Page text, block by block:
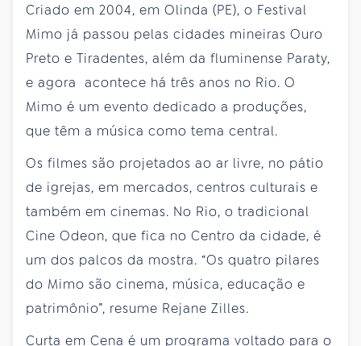
Criado em 2004, em Olinda (PE), o Festival
Mimo já passou pelas cidades mineiras Ouro
Preto e Tiradentes, além da fluminense Paraty,
e agora acontece há três anos no Rio. O
Mimo é um evento dedicado a produções,
que têm a música como tema central.
Os filmes são projetados ao ar livre, no pátio
de igrejas, em mercados, centros culturais e
também em cinemas. No Rio, o tradicional
Cine Odeon, que fica no Centro da cidade, é
um dos palcos da mostra. “Os quatro pilares
do Mimo são cinema, música, educação e
patrimônio”, resume Rejane Zilles.
Curta em Cena é um programa voltado para o